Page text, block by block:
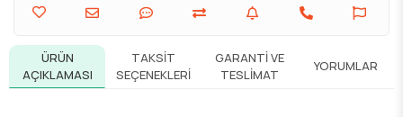
ÜRÜN
AÇIKLAMASI
TAKSIT
SEÇENEKLERI
GARANTI VE
TESLIMAT
YORUMLAR